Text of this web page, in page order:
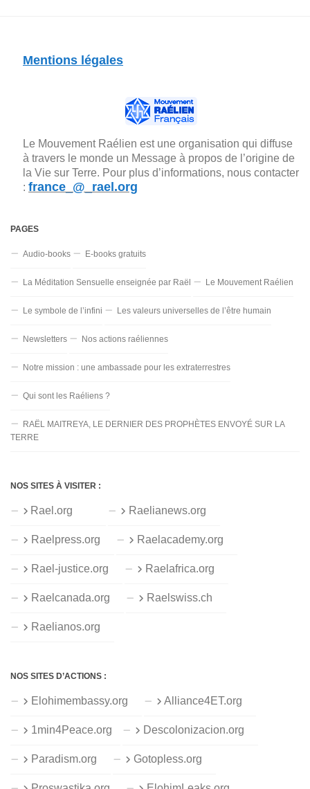
Mentions légales
Le Mouvement Raélien est une organisation qui diffuse
à travers le monde un Message à propos de l’origine de
la Vie sur Terre. Pour plus d’informations, nous contacter
: france_@_rael.org
PAGES
Audio-books E-books gratuits
La Méditation Sensuelle enseignée par Raël Le Mouvement Raélien
Le symbole de l’infini Les valeurs universelles de l’être humain
Newsletters Nos actions raéliennes
Notre mission : une ambassade pour les extraterrestres
Qui sont les Raéliens ?
RAËL MAITREYA, LE DERNIER DES PROPHÈTES ENVOYÉ SUR LA
TERRE
NOS SITES À VISITER :
Rael.org Raelianews.org
Raelpress.org Raelacademy.org
Rael-justice.org Raelafrica.org
Raelcanada.org Raelswiss.ch
Raelianos.org
NOS SITES D’ACTIONS :
Elohimembassy.org Alliance4ET.org
1min4Peace.org Descolonizacion.org
Paradism.org Gotopless.org